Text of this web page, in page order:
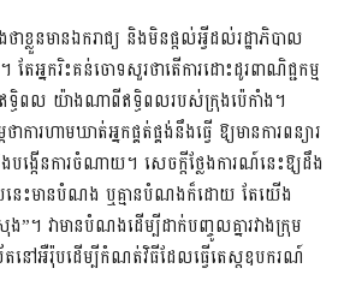
លួនមានឯករាជ្យ និងមិនផ្តល់អ្វីដល់រដ្ឋាភិបាល
ែអ្នករិះគន់ចោទសួរថាតើការដោះដូរពាណិជ្ជកម្ម
ធិពល យ៉ាងណាពីឥទ្ធិពលរបស់ក្រុងប៉េកាំង។
ការហាមឃាត់អ្នកផ្គត់ផ្គង់នឹងធ្វើ ឱ្យមានការពន្យារ
ង្កើនការចំណាយ។ សេចក្តីថ្លែងការណ៍នេះឱ្យដឹង
ែបនេះមានបំណង ឬគ្មានបំណងក៏ដោយ តែយើង
ង”។ វាមានបំណងដើម្បីដាក់បញ្ចូលគ្នារវាងក្រុម
តនៅអឺរ៉ុបដើម្បីកំណត់វិធីដែលធ្វើតេស្តឧបករណ៍